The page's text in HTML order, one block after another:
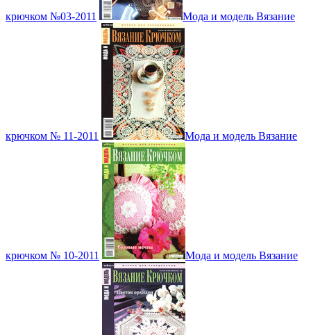
крючком №03-2011 Мода и модель Вязание
крючком № 11-2011 Мода и модель Вязание
крючком № 10-2011 Мода и модель Вязание